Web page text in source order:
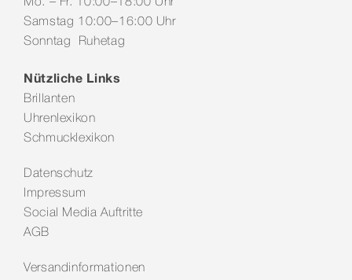
Mo. – Fr. 10:00–18:00 Uhr
Samstag 10:00–16:00 Uhr
Sonntag Ruhetag
Nützliche Links
Brillanten
Uhrenlexikon
Schmucklexikon
Datenschutz
Impressum
Social Media Auftritte
AGB
Versandinformationen